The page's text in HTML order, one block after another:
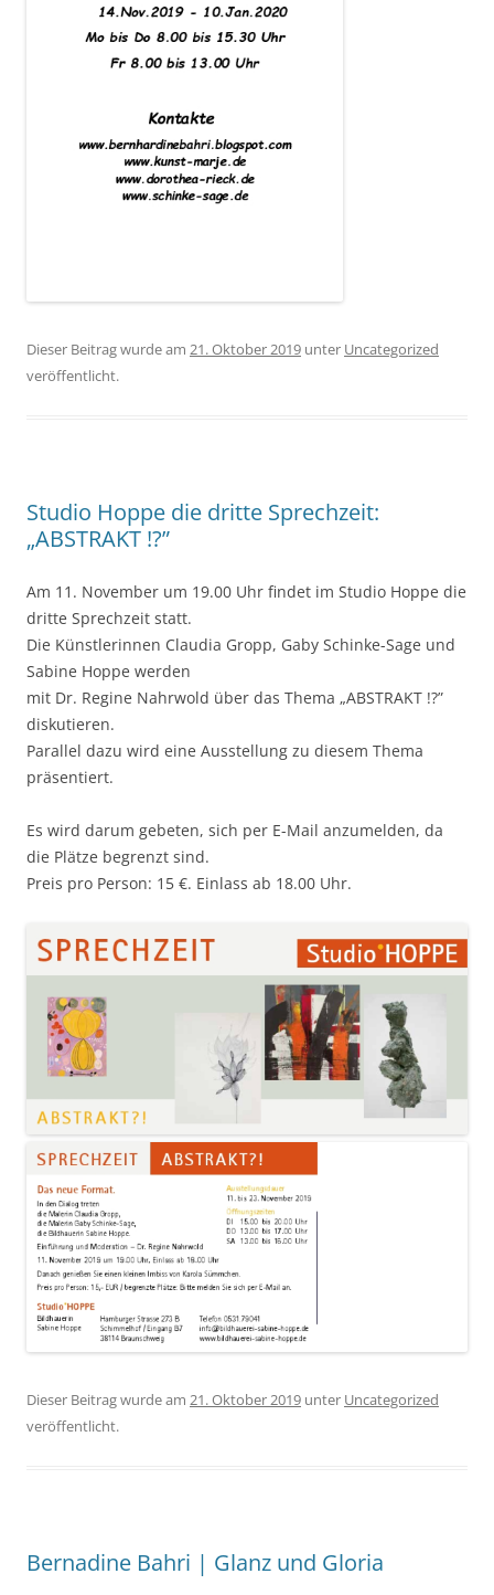
Dieser Beitrag wurde am 21. Oktober 2019 unter Uncategorized
veröffentlicht.
Studio Hoppe die dritte Sprechzeit:
„ABSTRAKT !?”
Am 11. November um 19.00 Uhr findet im Studio Hoppe die
dritte Sprechzeit statt.
Die Künstlerinnen Claudia Gropp, Gaby Schinke-Sage und
Sabine Hoppe werden
mit Dr. Regine Nahrwold über das Thema „ABSTRAKT !?”
diskutieren.
Parallel dazu wird eine Ausstellung zu diesem Thema
präsentiert.
Es wird darum gebeten, sich per E-Mail anzumelden, da
die Plätze begrenzt sind.
Preis pro Person: 15 €. Einlass ab 18.00 Uhr.
Dieser Beitrag wurde am 21. Oktober 2019 unter Uncategorized
veröffentlicht.
Bernadine Bahri | Glanz und Gloria